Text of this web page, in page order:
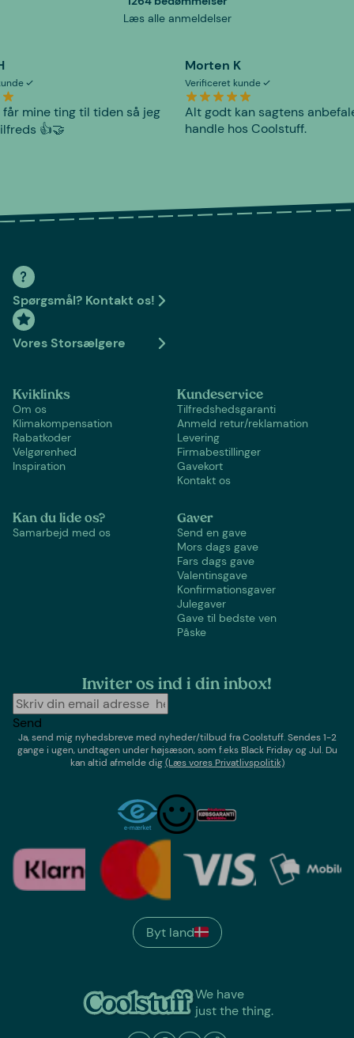
Læs alle anmeldelser
får mine ting til tiden så jeg
👍🤝
Morten K
Verificeret kunde
Alt godt kan sagtens
handle hos Coolstuff.
Spørgsmål? Kontakt os!
Vores Storsælgere
Kviklinks
Om os
Klimakompensation
Rabatkoder
Velgørenhed
Inspiration
Kundeservice
Tilfredshedsgaranti
Anmeld retur/reklamation
Levering
Firmabestillinger
Gavekort
Kontakt os
Kan du lide os?
Samarbejd med os
Gaver
Send en gave
Mors dags gave
Fars dags gave
Valentinsgave
Konfirmationsgaver
Julegaver
Gave til bedste ven
Påske
Inviter os ind i din inbox!
Send
Ja, send mig nyhedsbreve med nyheder/tilbud fraCoolstuff. Sendes 1-2
gange i ugen,undtagen under højsæson, som f.eks Black Friday og Jul. Du
kan altid afmelde dig(Læs vores Privatlivspolitik)
We have
just the thing.
Byt land